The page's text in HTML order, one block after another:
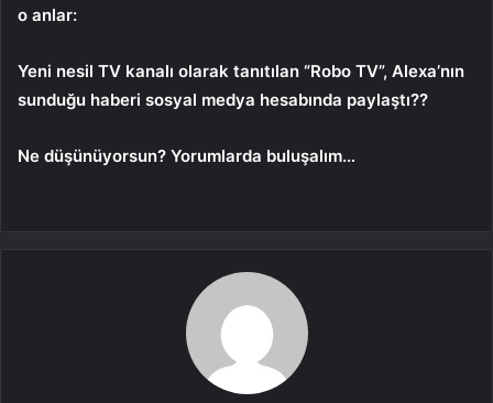
o anlar:
Yeni nesil TV kanalı olarak tanıtılan “Robo TV”, Alexa’nın
sunduğu haberi sosyal medya hesabında paylaştı??
Ne düşünüyorsun? Yorumlarda buluşalım…